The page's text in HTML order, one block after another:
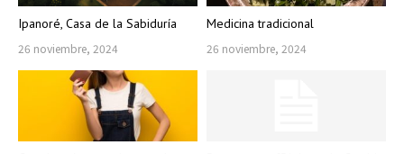
Ipanoré, Casa de la Sabiduría
26 noviembre, 2024
Medicina tradicional
26 noviembre, 2024